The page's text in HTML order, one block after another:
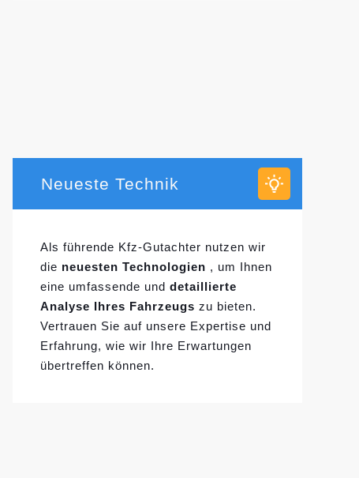
Neueste Technik
Als führende Kfz-Gutachter nutzen wir
die neuesten Technologien , um Ihnen
eine umfassende unddetaillierte
Analyse Ihres Fahrzeugs zu bieten.
Vertrauen Sie auf unsere Expertise und
Erfahrung, wie wir Ihre Erwartungen
übertreffen können.